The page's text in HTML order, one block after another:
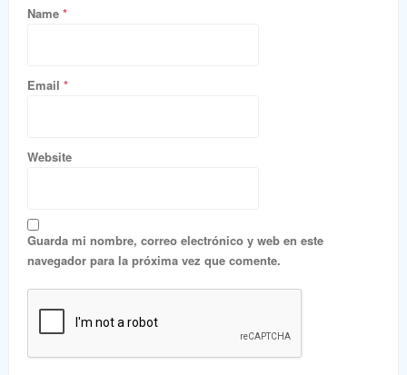
Name *
Email *
Website
Guarda mi nombre, correo electrónico y web en este
navegador para la próxima vez que comente.